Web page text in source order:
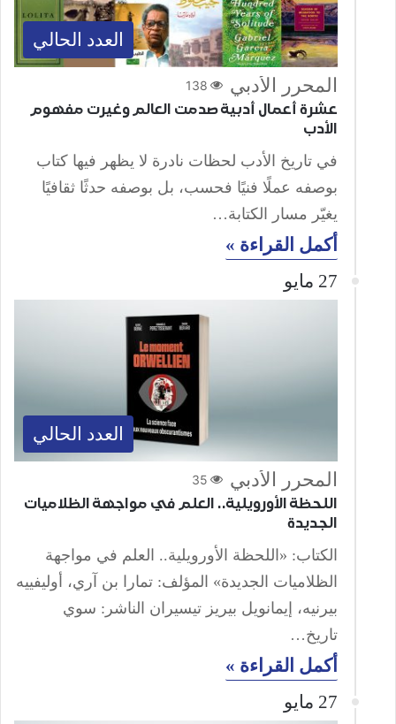
العدد الحالي
المحرر الأدبي 138
عشرة أعمال أدبية صدمت العالم وغيرت مفهوم
الأدب
في تاريخ الأدب لحظات نادرة لا يظهر فيها كتاب
بوصفه عملًا فنيًا فحسب، بل بوصفه حدثًا ثقافيًا
يغيّر مسار الكتابة…
أكمل القراءة »
27 مايو
العدد الحالي
المحرر الأدبي 35
اللحظة الأورويلية.. العلم في مواجهة الظلاميات
الجديدة
الكتاب: «اللحظة الأورويلية.. العلم في مواجهة
الظلاميات الجديدة» المؤلف: تمارا بن آري، أوليفييه
بيرنيه، إيمانويل بيريز تيسيران الناشر: سوي
تاريخ…
أكمل القراءة »
27 مايو